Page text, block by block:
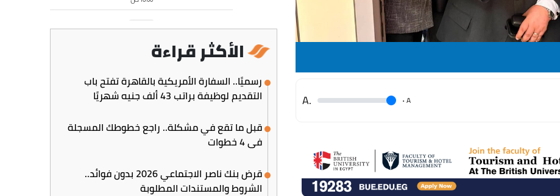
A
.
.A
الأكثر قراءة
رسميًا.. السفارة الأمريكية بالقاهرة تفتح باب
التقديم لوظيفة براتب 43 ألف جنيه شهريًا
قبل ما تقع في مشكلة.. راجع خطوطك المسجلة
في 4 خطوات
قرض بنك ناصر الاجتماعي 2026 بدون فوائد..
الشروط والمستندات المطلوبة